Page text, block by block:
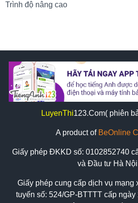
Trình độ nâng cao
LuyenThi123.Com( phiên
A product of BeOnline
Giấy phép ĐKKD số: 0102852740
và Đầu tư Hà
Giấy phép cung cấp dịch vụ mạng
tuyến số: 524/GP-BTTTT cấp